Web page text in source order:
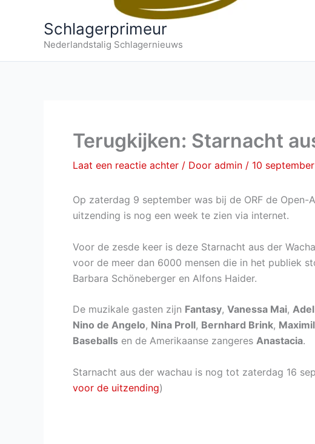
Schlagerprimeur
Nederlandstalig Schlagernieuws
Terugkijken: Starnacht
Laat een reactie achter / Door admin / 10
Op zaterdag 9 september was bij de ORF de Open-
uitzending is nog een week te zien via internet.
Voor de zesde keer is deze Starnacht aus der
voor de meer dan 6000 mensen die in het publiek
Barbara Schöneberger en Alfons Haider.
De muzikale gasten zijn Fantasy, Vanessa Mai,
Nino de Angelo, Nina Proll, Bernhard Brink,
Baseballs en de Amerikaanse zangeres Anastacia.
Starnacht aus der wachau is nog tot zaterdag 16
voor de uitzending)